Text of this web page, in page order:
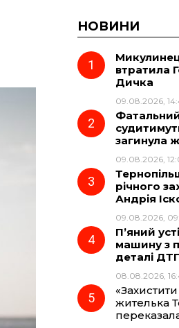
НОВИНИ
втратила
Дичка
09.08.2026,
Фатальний
загинула
09.08.2026,
річного
Андрія
09.08.2026,
П’яний
машину з
деталі
08.08.2026,
жителька